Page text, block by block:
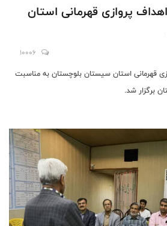
پروازی قهرمانی استان
10006
قهرمانی استان سیستان بلوچستان به مناسبت
برگزار شد.